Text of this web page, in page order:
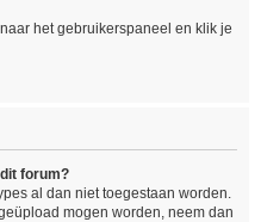
het gebruikerspaneel en klik je
forum?
al dan niet toegestaan worden.
mogen worden, neem dan